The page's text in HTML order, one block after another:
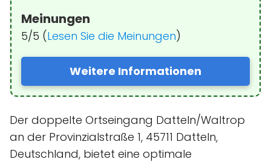
Meinungen
5/5 (Lesen Sie die Meinungen)
Weitere Informationen
Der doppelte Ortseingang Datteln/Waltrop
an der Provinzialstraße 1, 45711 Datteln,
Deutschland, bietet eine optimale